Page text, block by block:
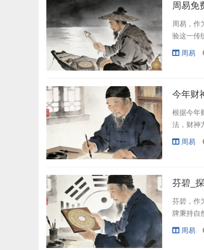
周易免
周易，作
验这一传
周易
今年财
根据今年
法，财神
周易
芬碧_
芬碧，作
牌秉持自
周易